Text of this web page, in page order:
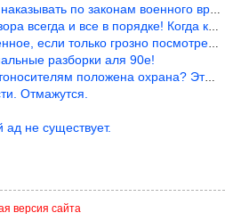
по законам военного времени, а
и все в порядке! Когда касается
если только грозно посмотреть в их с
разборки аля 90е!
положена охрана? Это его зада
Отмажутся.
не существует.
версия сайта